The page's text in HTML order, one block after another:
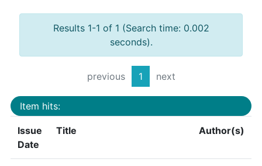
Results 1-1 of 1 (Search time: 0.002
seconds).
previous 1 next
Item hits:
Issue
Date
Title Author(s)